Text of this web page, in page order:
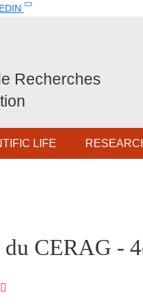
Recherches
LIFE
du CERAG -
on LinkedIn